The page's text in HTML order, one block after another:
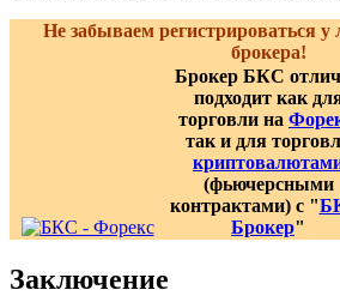
Не забываем регистрироваться у
брокера!
Брокер БКС
подходит как
торговли на
так и для
(фьючерсными
контрактами) с "
Брокер"
Заключение